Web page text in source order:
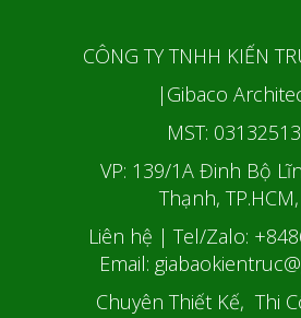
CÔNG TY TNHH KIẾN
|Gibaco
MST:
VP: 139/1A Đinh Bộ
Thạnh,
Liên hệ | Tel/Zalo:
Email:
Chuyên Thiết Kế, Thi